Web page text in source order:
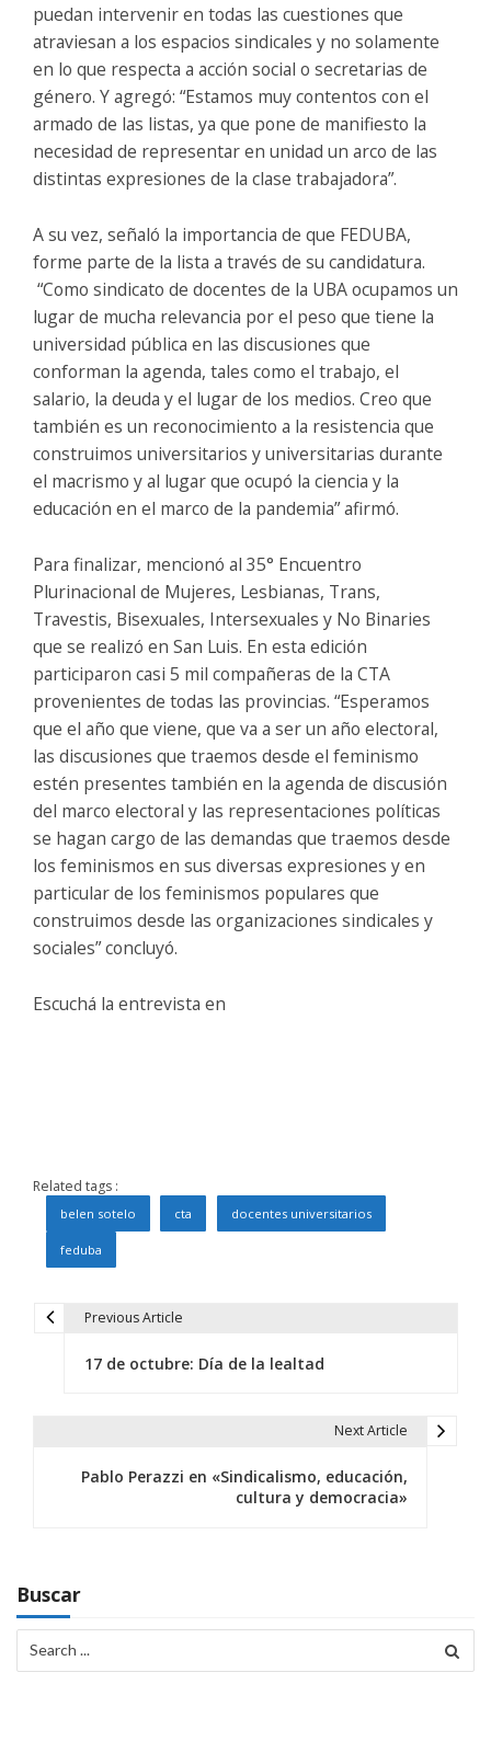
puedan intervenir en todas las cuestiones que
atraviesan a los espacios sindicales y no solamente
en lo que respecta a acción social o secretarias de
género. Y agregó: “Estamos muy contentos con el
armado de las listas, ya que pone de manifiesto la
necesidad de representar en unidad un arco de las
distintas expresiones de la clase trabajadora”.
A su vez, señaló la importancia de que FEDUBA,
forme parte de la lista a través de su candidatura.
“Como sindicato de docentes de la UBA ocupamos un
lugar de mucha relevancia por el peso que tiene la
universidad pública en las discusiones que
conforman la agenda, tales como el trabajo, el
salario, la deuda y el lugar de los medios. Creo que
también es un reconocimiento a la resistencia que
construimos universitarios y universitarias durante
el macrismo y al lugar que ocupó la ciencia y la
educación en el marco de la pandemia” afirmó.
Para finalizar, mencionó al 35° Encuentro
Plurinacional de Mujeres, Lesbianas, Trans,
Travestis, Bisexuales, Intersexuales y No Binaries
que se realizó en San Luis. En esta edición
participaron casi 5 mil compañeras de la CTA
provenientes de todas las provincias. “Esperamos
que el año que viene, que va a ser un año electoral,
las discusiones que traemos desde el feminismo
estén presentes también en la agenda de discusión
del marco electoral y las representaciones políticas
se hagan cargo de las demandas que traemos desde
los feminismos en sus diversas expresiones y en
particular de los feminismos populares que
construimos desde las organizaciones sindicales y
sociales” concluyó.
Escuchá la entrevista en
Related tags :
belen sotelo cta docentes universitarios
feduba
i
ó
Previous Article
17 de octubre: Día de la lealtad
Next Article
Pablo Perazzi en «Sindicalismo, educación,
cultura y democracia»
Buscar
for: